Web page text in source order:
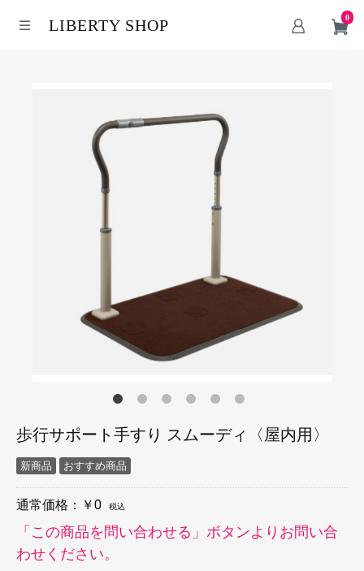
LIBERTY SHOP 0
歩行サポート手すり スムーディ〈屋内用〉
新商品 おすすめ商品
通常価格：￥0 税込
「この商品を問い合わせる」ボタンよりお問い合
わせください。